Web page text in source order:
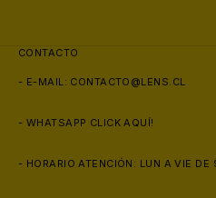
CONTACTO
- E-MAIL: CONTACTO@LENS.CL
- WHATSAPP CLICK AQUÍ!
- HORARIO ATENCIÓN: LUN A VIE DE